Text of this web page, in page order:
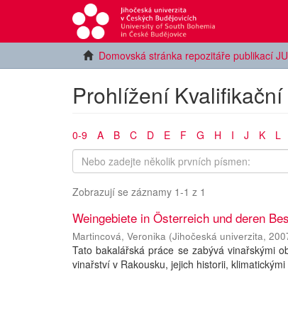
Domovská stránka repozitáře publikací JU
Prohlížení
0-9 A B C D E F G H I J K L
Zobrazují se záznamy 1-1 z 1
Weingebiete in Österreich und deren
Martincová, Veronika (Jihočeská univerzita,
Tato bakalářská práce se zabývá vinařskými
vinařství v Rakousku, jejich historii,